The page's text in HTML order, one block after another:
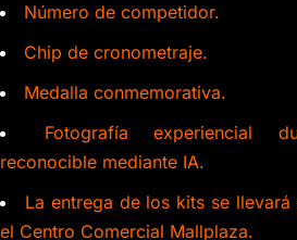
Número de competidor.
Chip de cronometraje.
Medalla conmemorativa.
Fotografía experiencial
reconocible mediante IA.
La entrega de los kits se
el Centro Comercial Mallplaza.